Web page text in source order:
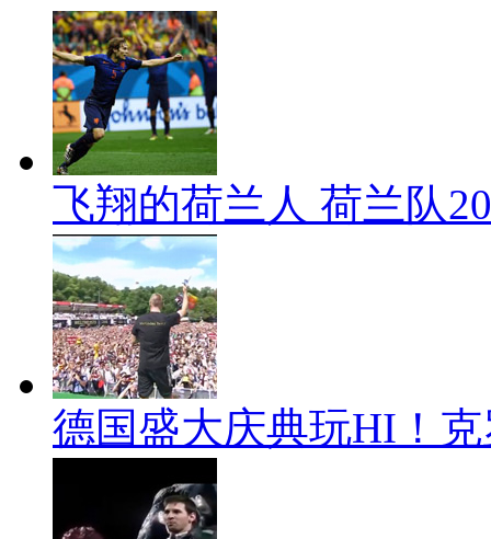
飞翔的荷兰人 荷兰队
德国盛大庆典玩HI！